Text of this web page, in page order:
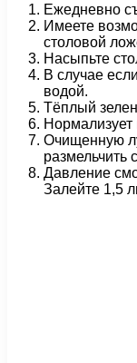
Ежедневно
Имеете
столовой
Насыпьте
В случае
водой.
Тёплый
Очищенную
размельчить
Давление
Залейте 1,5